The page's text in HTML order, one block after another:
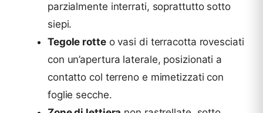
parzialmente interrati, soprattutto sotto
siepi.
Tegole rotteo vasi di terracotta rovesciati
con un’apertura laterale, posizionati a
contatto col terreno e mimetizzati con
foglie secche.